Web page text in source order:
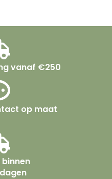
vanaf €250
op maat
binnen